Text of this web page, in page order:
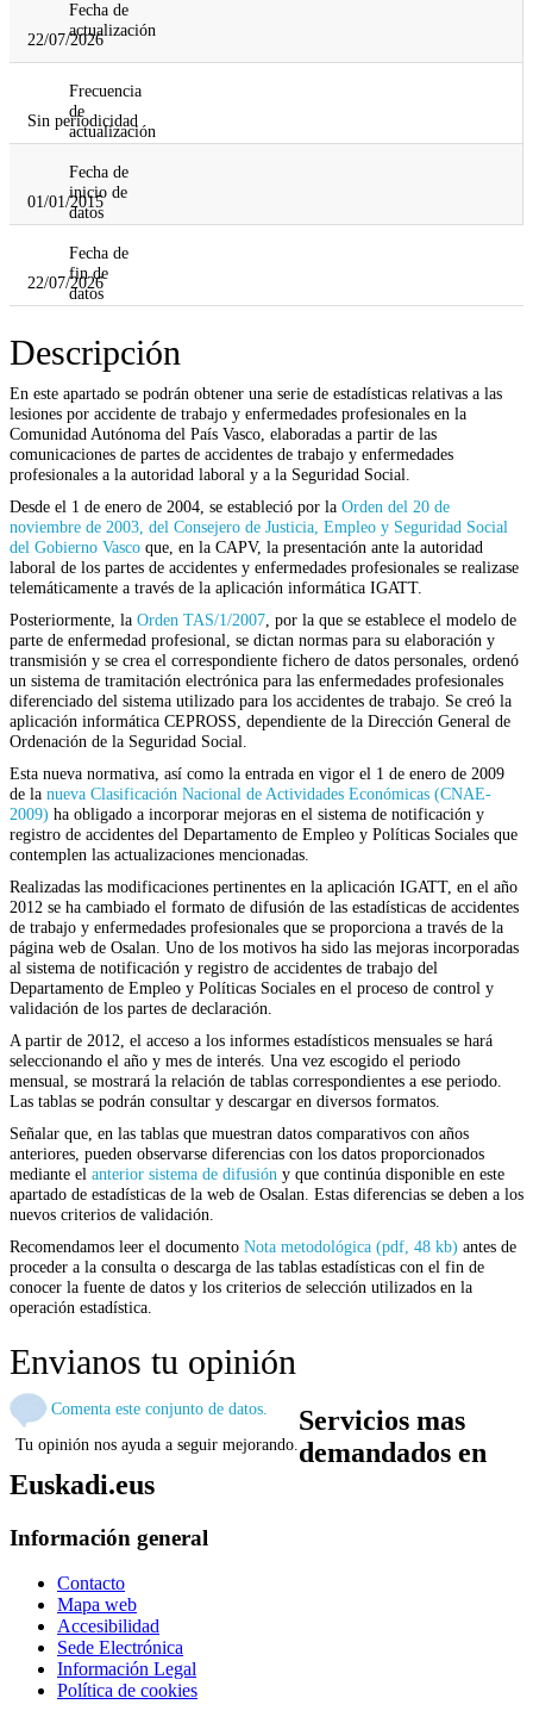
Fecha de
actualización
22/07/2026
Frecuencia
de
actualización
Sin periodicidad
Fecha de
inicio de
datos
01/01/2015
Fecha de
fin de
datos
22/07/2026
Descripción
En este apartado se podrán obtener una serie de estadísticas relativas a las
lesiones por accidente de trabajo y enfermedades profesionales en la
Comunidad Autónoma del País Vasco, elaboradas a partir de las
comunicaciones de partes de accidentes de trabajo y enfermedades
profesionales a la autoridad laboral y a la Seguridad Social.
Desde el 1 de enero de 2004, se estableció por la Orden del 20 de
noviembre de 2003, del Consejero de Justicia, Empleo y Seguridad Social
del Gobierno Vasco que, en la CAPV, la presentación ante la autoridad
laboral de los partes de accidentes y enfermedades profesionales se realizase
telemáticamente a través de la aplicación informática IGATT.
Posteriormente, la Orden TAS/1/2007 , por la que se establece el modelo de
parte de enfermedad profesional, se dictan normas para su elaboración y
transmisión y se crea el correspondiente fichero de datos personales, ordenó
un sistema de tramitación electrónica para las enfermedades profesionales
diferenciado del sistema utilizado para los accidentes de trabajo. Se creó la
aplicación informática CEPROSS, dependiente de la Dirección General de
Ordenación de la Seguridad Social.
Esta nueva normativa, así como la entrada en vigor el 1 de enero de 2009
de la nueva Clasificación Nacional de Actividades Económicas (CNAE-
2009) ha obligado a incorporar mejoras en el sistema de notificación y
registro de accidentes del Departamento de Empleo y Políticas Sociales que
contemplen las actualizaciones mencionadas.
Realizadas las modificaciones pertinentes en la aplicación IGATT, en el año
2012 se ha cambiado el formato de difusión de las estadísticas de accidentes
de trabajo y enfermedades profesionales que se proporciona a través de la
página web de Osalan. Uno de los motivos ha sido las mejoras incorporadas
al sistema de notificación y registro de accidentes de trabajo del
Departamento de Empleo y Políticas Sociales en el proceso de control y
validación de los partes de declaración.
A partir de 2012, el acceso a los informes estadísticos mensuales se hará
seleccionando el año y mes de interés. Una vez escogido el periodo
mensual, se mostrará la relación de tablas correspondientes a ese periodo.
Las tablas se podrán consultar y descargar en diversos formatos.
Señalar que, en las tablas que muestran datos comparativos con años
anteriores, pueden observarse diferencias con los datos proporcionados
mediante el anterior sistema de difusión y que continúa disponible en este
apartado de estadísticas de la web de Osalan. Estas diferencias se deben a los
nuevos criterios de validación.
Recomendamos leer el documento Nota metodológica (pdf, 48 kb) antes de
proceder a la consulta o descarga de las tablas estadísticas con el fin de
conocer la fuente de datos y los criterios de selección utilizados en la
operación estadística.
Envianos tu opinión
Comenta este conjunto de datos.
Tu opinión nos ayuda a seguir mejorando.
Servicios mas
demandados en
Euskadi.eus
Información general
Contacto
Mapa web
Accesibilidad
Sede Electrónica
Información Legal
Política de cookies